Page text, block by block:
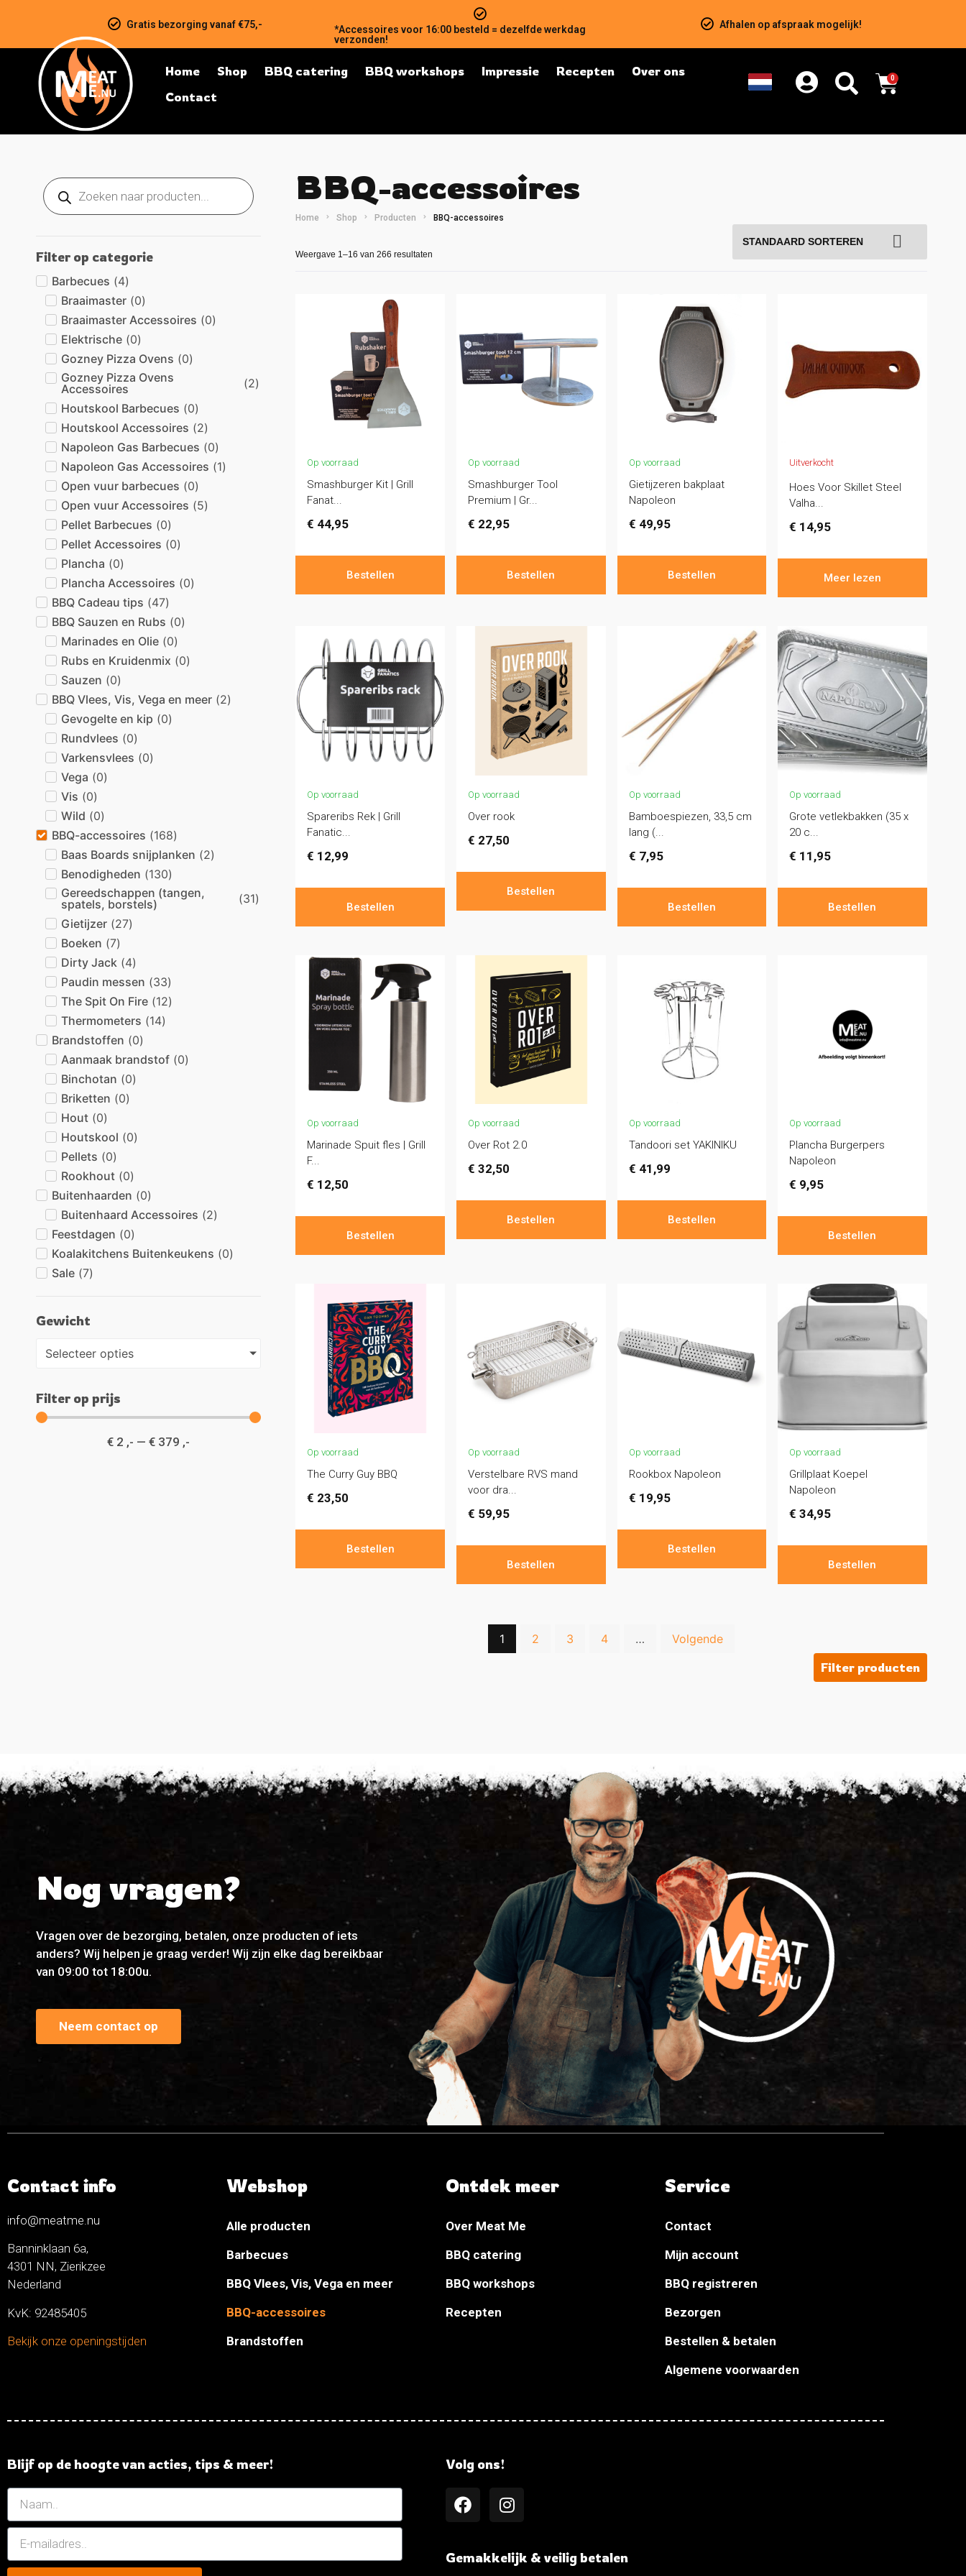
Gratis bezorging vanaf €75,-
*Accessoires voor 16:00 besteld = dezelfde werkdag
verzonden!
Afhalen op afspraak mogelijk!
Home Shop BBQ catering BBQ workshops Impressie Recepten
Over ons
Contact
0
Filter op categorie
Barbecues (4)
Braaimaster (0)
Braaimaster Accessoires (0)
Elektrische (0)
Gozney Pizza Ovens (0)
Gozney Pizza Ovens
Accessoires
(2)
Houtskool Barbecues (0)
Houtskool Accessoires (2)
Napoleon Gas Barbecues (0)
Napoleon Gas Accessoires (1)
Open vuur barbecues (0)
Open vuur Accessoires (5)
Pellet Barbecues (0)
Pellet Accessoires (0)
Plancha (0)
Plancha Accessoires (0)
BBQ Cadeau tips (47)
BBQ Sauzen en Rubs (0)
Marinades en Olie (0)
Rubs en Kruidenmix (0)
Sauzen (0)
BBQ Vlees, Vis, Vega en meer (2)
Gevogelte en kip (0)
Rundvlees (0)
Varkensvlees (0)
Vega (0)
Vis (0)
Wild (0)
BBQ-accessoires (168)
Baas Boards snijplanken (2)
Benodigheden (130)
Gereedschappen (tangen,
spatels, borstels)
(31)
Gietijzer (27)
Boeken (7)
Dirty Jack (4)
Paudin messen (33)
The Spit On Fire (12)
Thermometers (14)
Brandstoffen (0)
Aanmaak brandstof (0)
Binchotan (0)
Briketten (0)
Hout (0)
Houtskool (0)
Pellets (0)
Rookhout (0)
Buitenhaarden (0)
Buitenhaard Accessoires (2)
Feestdagen (0)
Koalakitchens Buitenkeukens (0)
Sale (7)
Gewicht
Selecteer opties
Filter op prijs
€ 2 ,- —€ 379 ,-
BBQ-accessoires
Home Shop Producten BBQ-accessoires
Weergave 1–16 van 266 resultaten
Op voorraad
Smashburger Kit | Grill
Fanat...
€ 44,95
Bestellen
Op voorraad
Smashburger Tool
Premium | Gr...
€ 22,95
Bestellen
Op voorraad
Gietijzeren bakplaat
Napoleon
€ 49,95
Bestellen
Uitverkocht
Hoes Voor Skillet Steel
Valha...
€ 14,95
Meer lezen
Op voorraad
Spareribs Rek | Grill
Fanatic...
€ 12,99
Bestellen
Op voorraad
Over rook
€ 27,50
Bestellen
Op voorraad
Bamboespiezen, 33,5 cm
lang (...
€ 7,95
Bestellen
Op voorraad
Grote vetlekbakken (35 x
20 c...
€ 11,95
Bestellen
Op voorraad
Marinade Spuit fles | Grill
F...
€ 12,50
Bestellen
Op voorraad
Over Rot 2.0
€ 32,50
Bestellen
Op voorraad
Tandoori set YAKINIKU
€ 41,99
Bestellen
Op voorraad
Plancha Burgerpers
Napoleon
€ 9,95
Bestellen
Op voorraad
The Curry Guy BBQ
€ 23,50
Bestellen
Op voorraad
Verstelbare RVS mand
voor dra...
€ 59,95
Bestellen
Op voorraad
Rookbox Napoleon
€ 19,95
Bestellen
Op voorraad
Grillplaat Koepel
Napoleon
€ 34,95
Bestellen
1 2 3 4 … Volgende
Filter producten
Nog vragen?
Vragen over de bezorging, betalen, onze producten of iets
anders? Wij helpen je graag verder! Wij zijn elke dag bereikbaar
van 09:00 tot 18:00u.
Neem contact op
Contact info
info@meatme.nu
Banninklaan 6a,
4301 NN, Zierikzee
Nederland
KvK: 92485405
Bekijk onze openingstijden
Webshop
Alle producten
Barbecues
BBQ Vlees, Vis, Vega en meer
BBQ-accessoires
Brandstoffen
Ontdek meer
Over Meat Me
BBQ catering
BBQ workshops
Recepten
Service
Contact
Mijn account
BBQ registreren
Bezorgen
Bestellen & betalen
Algemene voorwaarden
Blijf op de hoogte van acties, tips & meer! Volg ons!
Gemakkelijk & veilig betalen